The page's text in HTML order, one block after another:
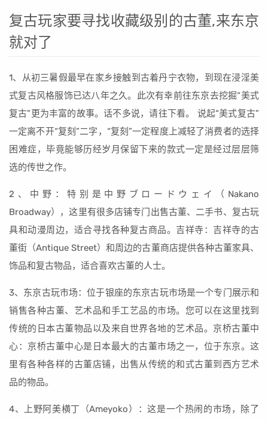
复古玩家要寻找收藏级别的古董,来东京
就对了
1、从初三暑假最早在家乡接触到古着丹宁衣物，到现在浸淫美
式复古风格服饰已达八年之久。此次有幸前往东京去挖掘“美式
复古”更为丰富的故事。话不多说，请往下看。 说起“美式复古”
一定离不开“复刻”二字，“复刻”一定程度上减轻了消费者的选择
困难症，毕竟能够历经岁月保留下来的款式一定是经过层层筛
选的传世之作。
2、中野：特别是中野ブロードウェイ（Nakano
Broadway），这里有很多店铺专门出售古董、二手书、复古玩
具和动漫周边，适合寻找各种复古商品。吉祥寺：吉祥寺的古
董街（Antique Street）和周边的古董商店提供各种古董家具、
饰品和复古物品，适合喜欢古董的人士。
3、东京古玩市场：位于银座的东京古玩市场是一个专门展示和
销售各种古董、艺术品和手工艺品的市场。您可以在这里找到
传统的日本古董物品以及来自世界各地的艺术品。京桥古董中
心：京桥古董中心是日本最大的古董市场之一，位于东京。这
里有各种各样的古董店铺，出售从传统的和式古董到西方艺术
品的物品。
4、上野阿美横丁（Ameyoko）：这是一个热闹的市场，除了